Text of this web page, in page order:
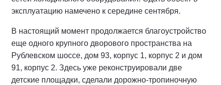
эксплуатацию намечено к середине сентября.
В настоящий момент продолжается благоустройство
еще одного крупного дворового пространства на
Рублевском шоссе, дом 93, корпус 1, корпус 2 и дом
91, корпус 2. Здесь уже реконструировали две
детские площадки, сделали дорожно-тропиночную